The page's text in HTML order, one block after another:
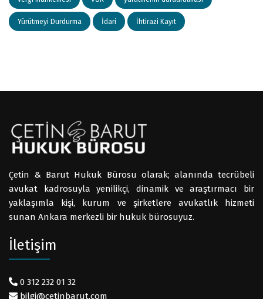
Yürütmeyi Durdurma İdari İhtirazi Kayıt
Çetin & Barut Hukuk Bürosu olarak; alanında tecrübeli
avukat kadrosuyla yenilikçi, dinamik ve araştırmacı bir
yaklaşımla kişi, kurum ve şirketlere avukatlık hizmeti
sunan Ankara merkezli bir hukuk bürosuyuz.
İletişim
0 312 232 01 32
bilgi@cetinbarut.com